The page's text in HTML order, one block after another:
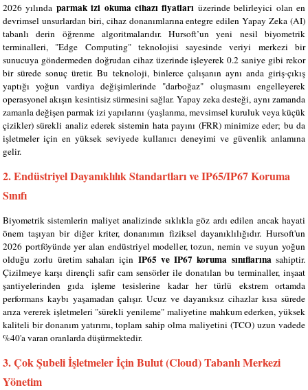
2026 yılında parmak izi okuma cihazı fiyatları üzerinde belirleyici olan en
devrimsel unsurlardan biri, cihaz donanımlarına entegre edilen Yapay Zeka (AI)
tabanlı derin öğrenme algoritmalarıdır. Hursoft’un yeni nesil biyometrik
terminalleri, "Edge Computing" teknolojisi sayesinde veriyi merkezi bir
sunucuya göndermeden doğrudan cihaz üzerinde işleyerek 0.2 saniye gibi rekor
bir sürede sonuç üretir. Bu teknoloji, binlerce çalışanın aynı anda giriş-çıkış
yaptığı yoğun vardiya değişimlerinde "darboğaz" oluşmasını engelleyerek
operasyonel akışın kesintisiz sürmesini sağlar. Yapay zeka desteği, aynı zamanda
zamanla değişen parmak izi yapılarını (yaşlanma, mevsimsel kuruluk veya küçük
çizikler) sürekli analiz ederek sistemin hata payını (FRR) minimize eder; bu da
işletmeler için en yüksek seviyede kullanıcı deneyimi ve güvenlik anlamına
gelir.
2. Endüstriyel Dayanıklılık Standartları ve IP65/IP67 Koruma
Sınıfı
Biyometrik sistemlerin maliyet analizinde sıklıkla göz ardı edilen ancak hayati
önem taşıyan bir diğer kriter, donanımın fiziksel dayanıklılığıdır. Hursoft'un
2026 portföyünde yer alan endüstriyel modeller, tozun, nemin ve suyun yoğun
olduğu zorlu üretim sahaları için IP65 ve IP67 koruma sınıflarınasahiptir.
Çizilmeye karşı dirençli safir cam sensörler ile donatılan bu terminaller, inşaat
şantiyelerinden gıda işleme tesislerine kadar her türlü ekstrem ortamda
performans kaybı yaşamadan çalışır. Ucuz ve dayanıksız cihazlar kısa sürede
arıza vererek işletmeleri "sürekli yenileme" maliyetine mahkum ederken, yüksek
kaliteli bir donanım yatırımı, toplam sahip olma maliyetini (TCO) uzun vadede
%40'a varan oranlarda düşürmektedir.
3. Çok Şubeli İşletmeler İçin Bulut (Cloud) Tabanlı Merkezi
Yönetim